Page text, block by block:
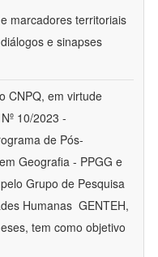
marcadores territoriais
e sinapses
CNPQ, em virtude
10/2023 -
de Pós-
Geografia - PPGG e
Grupo de Pesquisa
Humanas  GENTEH,
tem como objetivo